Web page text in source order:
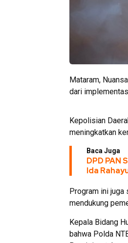
Mataram,
dari
Kepolisian
meningkatkan
Baca Juga
DPD PAN
Ida
Program ini juga
mendukung
Kepala Bidang
bahwa Polda